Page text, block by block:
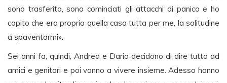
sono trasferito, sono cominciati gli attacchi di panico e ho
capito che era proprio quella casa tutta per me, la solitudine
a spaventarmi».
Sei anni fa, quindi, Andrea e Dario decidono di dire tutto ad
amici e genitori e poi vanno a vivere insieme. Adesso hanno